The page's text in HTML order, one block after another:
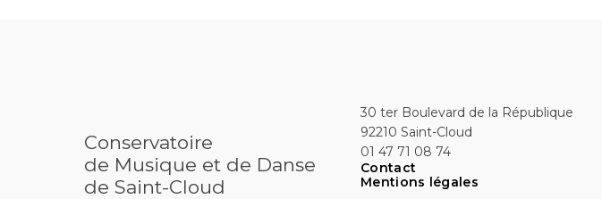
Conservatoire
de Musique et de Danse
de Saint-Cloud
30 ter Boulevard de la République
92210 Saint-Cloud
01 47 71 08 74
Contact
Mentions légales